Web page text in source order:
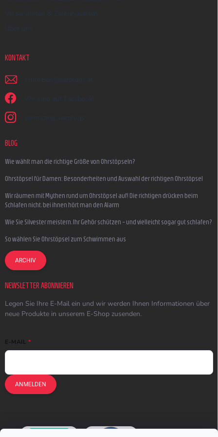
Versandarten & Zahlungsarten
Über uns
KONTAKT
schreiben @ earplugs.at
Wir sind auf Facebook!
earmazing_earplugs
BLOG
Wie wählt man die richtige Größe von Ohrstöpseln?
Ohrstöpsel für Damen: Besonderheiten und Auswahl der richtigen Ohrstöpsel
Wir räumen mit Mythen rund um Ohrstöpsel auf! Die richtigen drücken beim
Schlafen nicht, bei ihnen hört man den Alarm
Wie Sie Silvester meistern, Ihr Gehör schützen – und vielleicht sogar gut schlafen?
So wählen Sie Ohrstöpsel zum Schwimmen aus
ARCHIV
NEWSLETTER ABONNIEREN
Legen Sie Ihre E-Mail ein und wir werden Ihnen Informationen über
neue Produkte in unserem E-Shop zusenden.
E-MAIL
ANMELDEN